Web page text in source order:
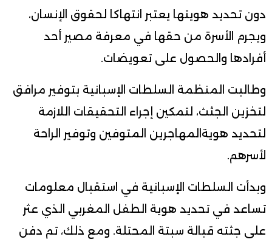
دون تحديد هويتها يعتبر انتهاكا لحقوق الإنسان،
ويجرم الأسرة من حقها في معرفة مصير أحد
أفرادها والحصول على تعويضات.
وطالبت المنظمة السلطات الإسبانية بتوفير مرافق
لتخزين الجثث، لتمكين إجراء التحقيقات اللازمة
لتحديد هوية المهاجرين المتوفين وتوفير
الراحة
لأسرهم.
وبدأت السلطات الإسبانية في استقبال معلومات
تساعد في تحديد هوية الطفل المغربي الذي عثر
على جثته قبالة سبتة المحتلة. ومع ذلك، تم دفن